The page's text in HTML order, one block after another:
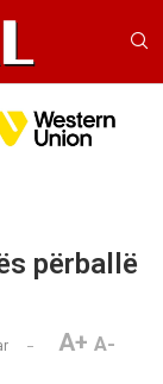
përballë
A+ A-